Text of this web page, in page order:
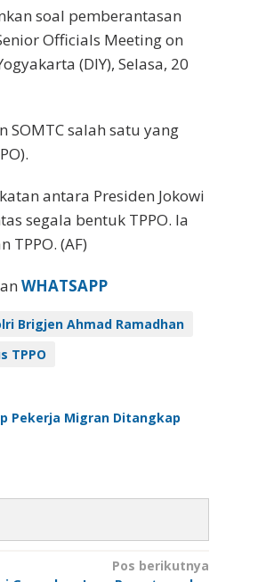
soal pemberantasan
Officials Meeting on
(DIY), Selasa, 20
salah satu yang
antara Presiden Jokowi
segala bentuk TPPO. Ia
(AF)
WHATSAPP
Brigjen Ahmad Ramadhan
TPPO
Pekerja Migran Ditangkap
Pos berikutnya